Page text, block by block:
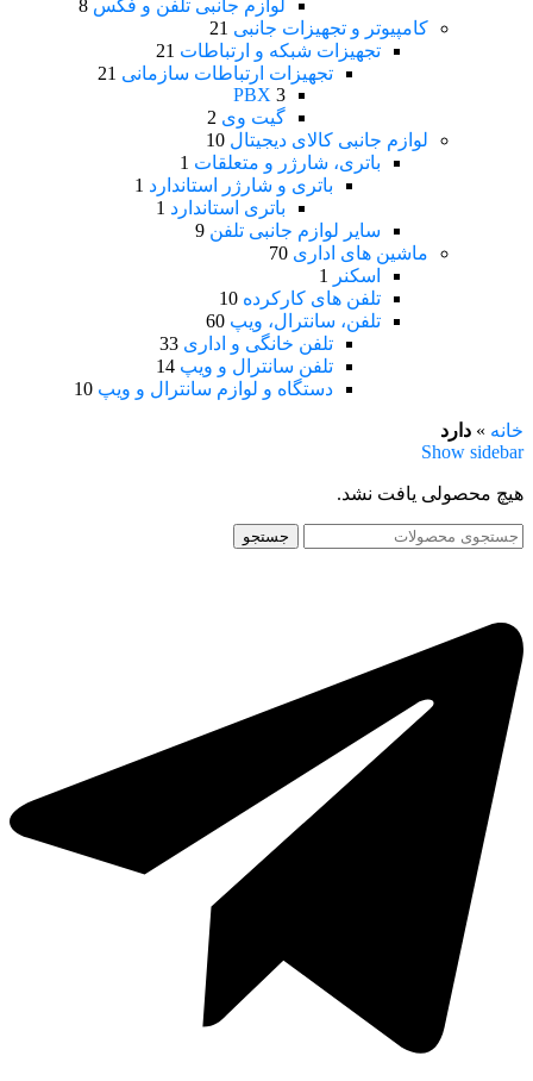
لوازم جانبی تلفن و فکس 8
کامپیوتر و تجهیزات جانبی 21
تجهیزات شبکه و ارتباطات 21
تجهیزات ارتباطات سازمانی 21
PBX 3
گیت وی 2
لوازم جانبی کالای دیجیتال 10
باتری، شارژر و متعلقات 1
باتری و شارژر استاندارد 1
باتری استاندارد 1
سایر لوازم جانبی تلفن 9
ماشین های اداری 70
اسکنر
1
تلفن های کارکرده 10
تلفن، سانترال، ویپ 60
تلفن خانگی و اداری 33
تلفن سانترال و ویپ 14
دستگاه و لوازم سانترال و ویپ 10
خانه » دارد
Show sidebar
هیچ محصولی یافت نشد.
جستجو